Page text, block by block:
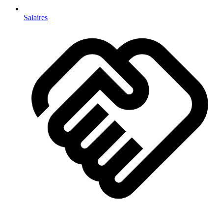
Salaires